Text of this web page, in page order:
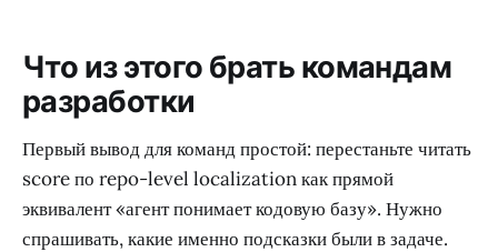
Что из этого брать командам
разработки
Первый вывод для команд простой: перестаньте читать
score по repo-level localization как прямой
эквивалент «агент понимает кодовую базу». Нужно
спрашивать, какие именно подсказки были в задаче.